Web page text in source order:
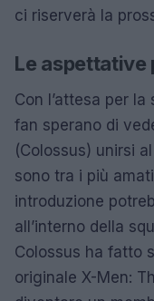
ci riserverà la
Le aspettative
Con l’attesa per
fan sperano di
(Colossus) unirsi
sono tra i più
introduzione
all’interno della
Colossus ha fatto
originale X-Men: